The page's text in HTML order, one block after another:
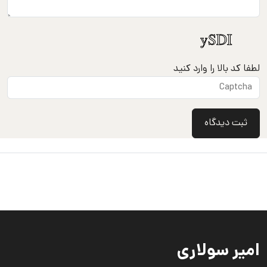
لطفا کد بالا را وارد کنید
ثبت دیدگاه
امیر سولاری